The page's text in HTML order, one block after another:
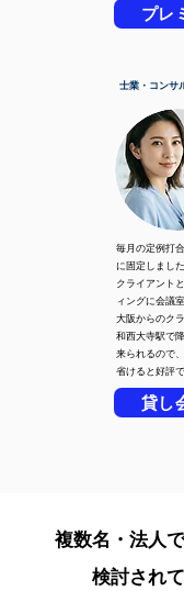
プレ
士業・コンサ
毎月の定例打
に固定しました
クライアント
ィングに会議
大阪からのク
和西大寺駅で
来られるので
省けると好評で
貸し
複数名・法人
検討され